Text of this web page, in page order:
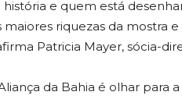
e quem está
maiores riquezas da
Patricia Mayer, sócia-
da Bahia é olhar para